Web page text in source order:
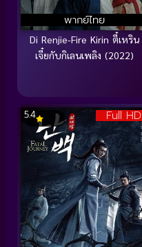
พากย์ไทย
Di Renjie-Fire Kirin ตี๋เหริน
เจี๋ยกับกิเลนเพลิง (2022)
Full HD
5.4